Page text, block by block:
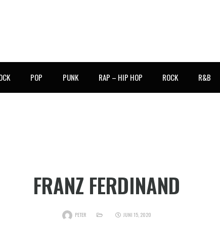
POP PUNK RAP – HIP HOP ROCK R&B
FRANZ FERDINAND
PETER JUNI 15, 2020